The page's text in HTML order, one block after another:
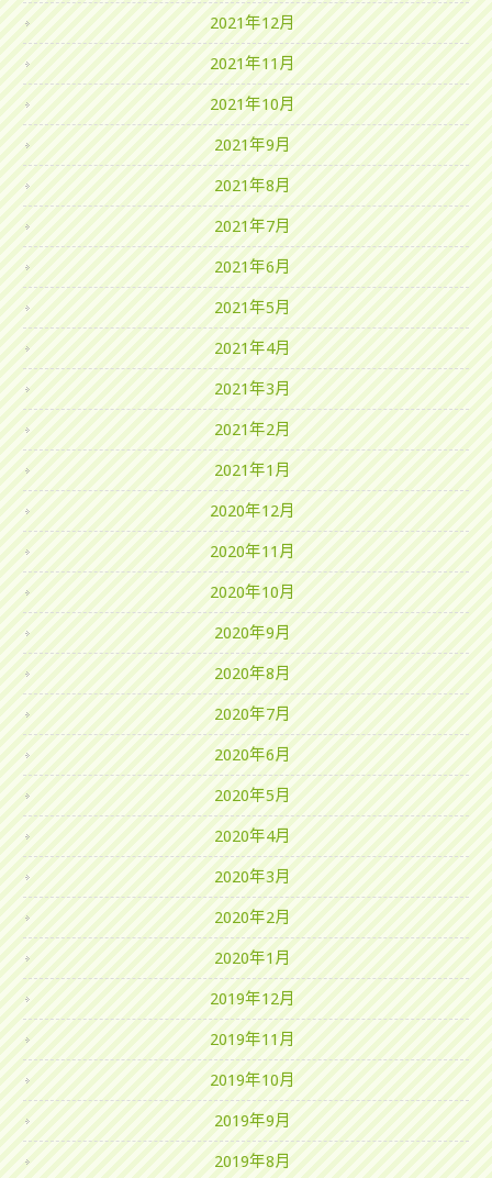
2021年12月
2021年11月
2021年10月
2021年9月
2021年8月
2021年7月
2021年6月
2021年5月
2021年4月
2021年3月
2021年2月
2021年1月
2020年12月
2020年11月
2020年10月
2020年9月
2020年8月
2020年7月
2020年6月
2020年5月
2020年4月
2020年3月
2020年2月
2020年1月
2019年12月
2019年11月
2019年10月
2019年9月
2019年8月